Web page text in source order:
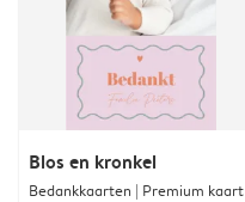
Blos en kronkel
Bedankkaarten | Premium kaart